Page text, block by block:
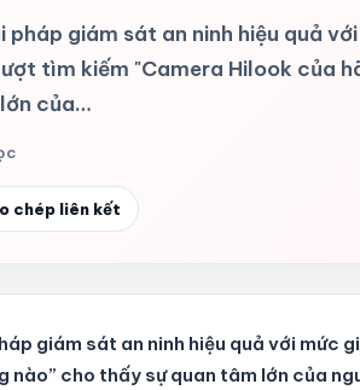
giám sát an ninh hiệu quả
tìm kiếm "Camera Hilook của
của…
chép liên kết
giám sát an ninh hiệu quả với mức
nào” cho thấy sự quan tâm lớn của